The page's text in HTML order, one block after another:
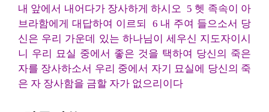
내 앞에서 내어다가 장사하게 하시오 5 헷 족속이 아
브라함에게 대답하여 이르되 6 내 주여 들으소서 당
신은 우리 가운데 있는 하나님이 세우신 지도자이시
니 우리 묘실 중에서 좋은 것을 택하여 당신의 죽은
자를 장사하소서 우리 중에서 자기 묘실에 당신의 죽
은 자 장사함을 금할 자가 없으리이다